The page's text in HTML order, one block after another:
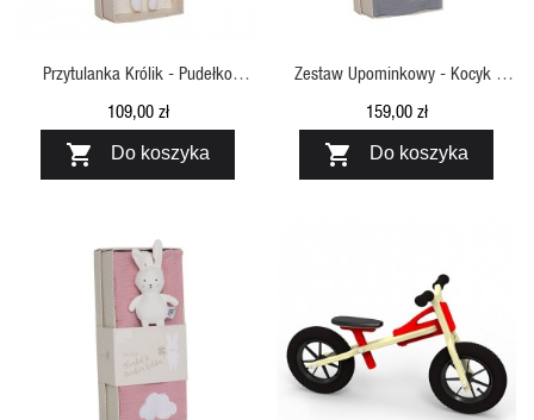
Przytulanka Królik - Pudełko
Prezentowe Jabadabado
109,00 zł
 Do koszyka
Zestaw Upominkowy - Kocyk I
Zawieszka Do Smoczka Słoń,
Jabadabado
159,00 zł
 Do koszyka
SZYBKI PODGLĄD SZYBKI PODGLĄD